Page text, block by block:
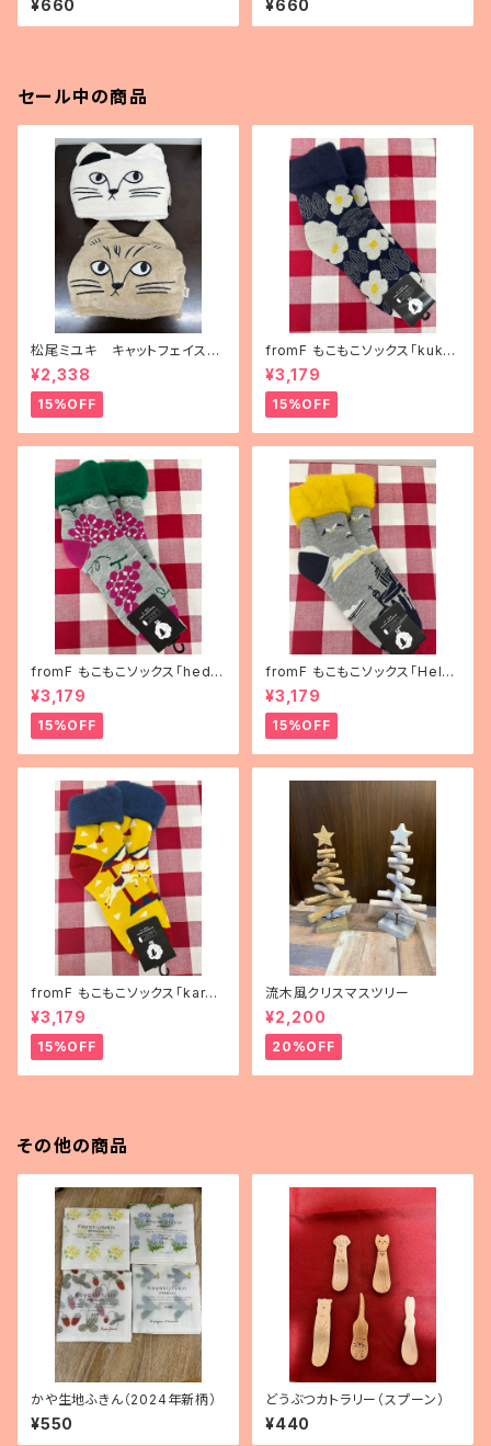
彗星」
¥660
on cover」
¥660
セール中の商品
松尾ミユキ キャットフェイスブ
ランケット
¥2,338
15%OFF
fromF もこもこソックス「kukka
puutarha（花畑）」
¥3,179
15%OFF
fromF もこもこソックス「hedel
mä（果物）」
¥3,179
15%OFF
fromF もこもこソックス「Helsi
nki（ヘルシンキ）」
¥3,179
15%OFF
fromF もこもこソックス「karus
elli（メリーゴーランド）」
¥3,179
15%OFF
流木風クリスマスツリー
¥2,200
20%OFF
その他の商品
かや生地ふきん（2024年新柄）
¥550
どうぶつカトラリー（スプーン）
¥440